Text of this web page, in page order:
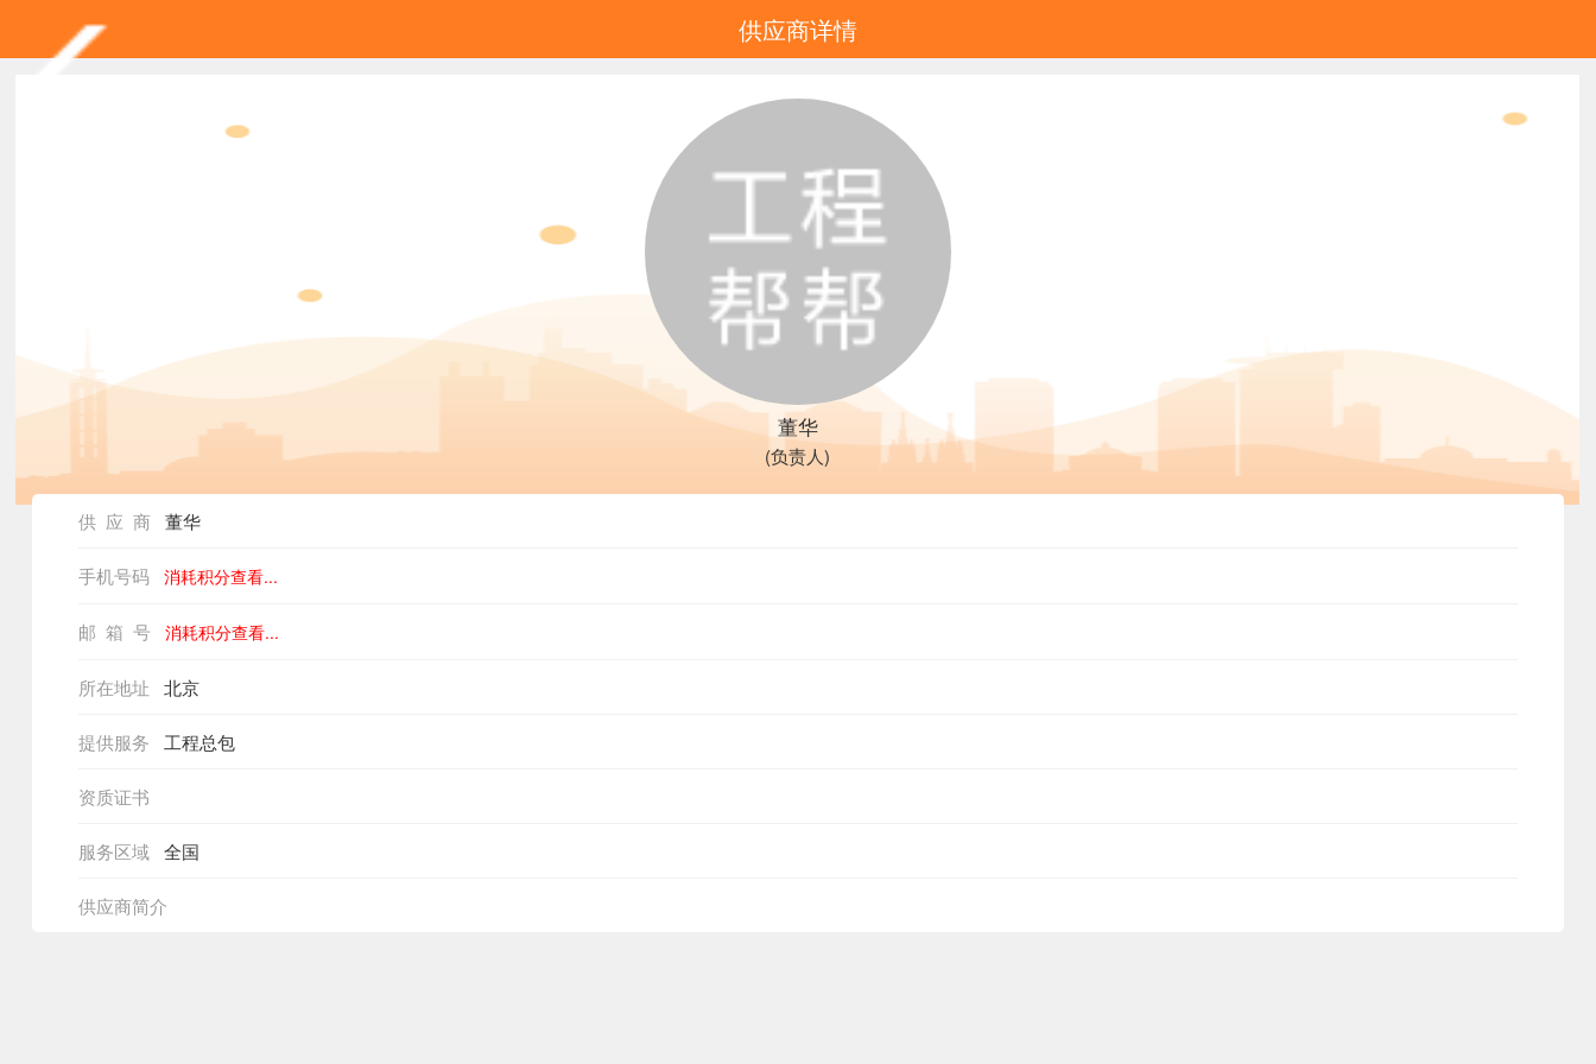
供应商详情
董华
(负责人)
供 应 商 董华
手机号码 消耗积分查看...
邮 箱 号 消耗积分查看...
所在地址 北京
提供服务 工程总包
资质证书
服务区域 全国
供应商简介